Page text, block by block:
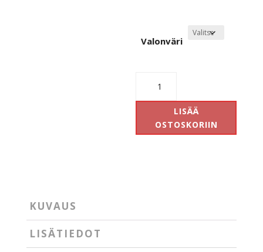
Valonväri
määrä
LISÄÄ
OSTOSKORIIN
KUVAUS
LISÄTIEDOT